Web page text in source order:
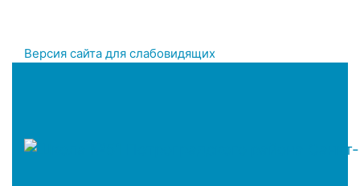
Версия сайта для слабовидящих